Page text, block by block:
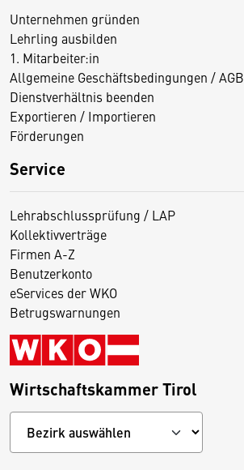
Unternehmen gründen
Lehrling ausbilden
1. Mitarbeiter:in
Allgemeine Geschäftsbedingungen / AGB
Dienstverhältnis beenden
Exportieren / Importieren
Förderungen
Service
Lehrabschlussprüfung / LAP
Kollektivverträge
Firmen A-Z
Benutzerkonto
eServices der WKO
Betrugswarnungen
Wirtschaftskammer Tirol